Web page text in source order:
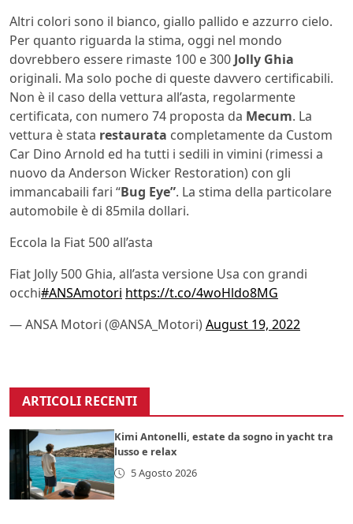
Altri colori sono il bianco, giallo pallido e azzurro cielo.
Per quanto riguarda la stima, oggi nel mondo
dovrebbero essere rimaste 100 e 300 Jolly Ghia
originali. Ma solo poche di queste davvero certificabili.
Non è il caso della vettura all’asta, regolarmente
certificata, con numero 74 proposta da Mecum. La
vettura è stata restaurata completamente da Custom
Car Dino Arnold ed ha tutti i sedili in vimini (rimessi a
nuovo da Anderson Wicker Restoration) con gli
immancabaili fari “Bug Eye”. La stima della particolare
automobile è di 85mila dollari.
Eccola la Fiat 500 all’asta
Fiat Jolly 500 Ghia, all’asta versione Usa con grandi
occhi#ANSAmotori https://t.co/4woHldo8MG
— ANSA Motori (@ANSA_Motori)August 19, 2022
ARTICOLI RECENTI
Kimi Antonelli, estate da sogno in yacht tra
lusso e relax
5 Agosto 2026